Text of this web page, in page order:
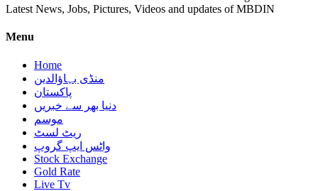
Latest News, Jobs, Pictures, Videos and updates of MBDIN
Menu
Home
منڈی بہاؤالدین
پاکستان
دنیا بھر سے خبریں
موسم
ریٹ لسٹ
واٹس ایپ گروپ
Stock Exchange
Gold Rate
Live Tv